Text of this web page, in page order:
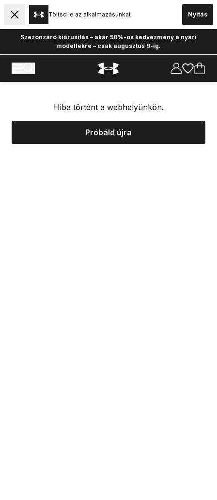
Töltsd le az alkalmazásunkat Nyitás
Szezonzáró kiárusítás – akár 50%-os kedvezmény a nyári
modellekre – csak augusztus 9-ig.
Hiba történt a webhelyünkön.
Próbáld újra